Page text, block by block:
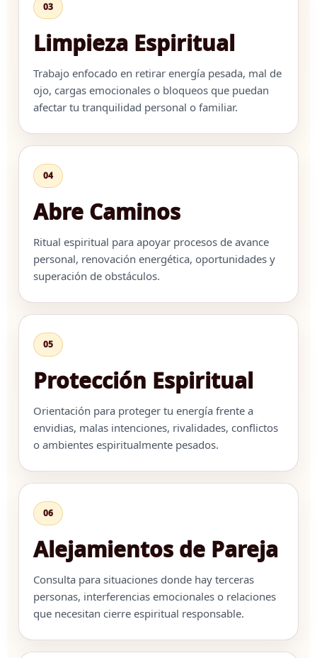
03
Limpieza Espiritual
Trabajo enfocado en retirar energía pesada, mal de
ojo, cargas emocionales o bloqueos que puedan
afectar tu tranquilidad personal o familiar.
04
Abre Caminos
Ritual espiritual para apoyar procesos de avance
personal, renovación energética, oportunidades y
superación de obstáculos.
05
Protección Espiritual
Orientación para proteger tu energía frente a
envidias, malas intenciones, rivalidades, conflictos
o ambientes espiritualmente pesados.
06
Alejamientos de Pareja
Consulta para situaciones donde hay terceras
personas, interferencias emocionales o relaciones
que necesitan cierre espiritual responsable.